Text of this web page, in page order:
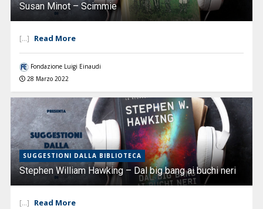
Susan Minot – Scimmie
[...] Read More
Fondazione Luigi Einaudi
28 Marzo 2022
SUGGESTIONI DALLA BIBLIOTECA
Stephen William Hawking – Dal big bang ai buchi neri
[...] Read More